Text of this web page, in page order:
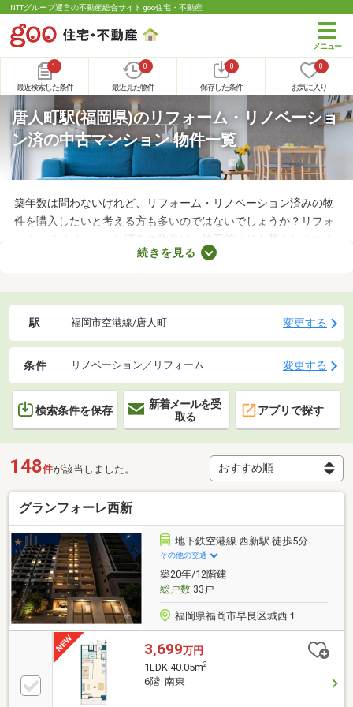
NTTグループ運営の不動産総合サイト goo住宅・不動産
1
最近検索した条件
0
最近見た物件
0
保存した条件
0
お気に入り
唐人町駅(福岡県)のリフォーム・リノベーショ
ン済の中古マンション 物件一覧
築年数は問わないけれど、リフォーム・リノベーション済みの物
件を購入したいと考える方も多いのではないでしょうか？リフォ
ーム・リノベーション済みの物件は、施工前よりも暮らしやすく
なっていることがポイント。住みやすさを感じられる最良の物件
済みの中古マンションを紹介しますので、ぜひチェックしてみて
続きを見る
駅 福岡市空港線/唐人町 変更する
条件 リノベーション／リフォーム 変更する
検索条件を保存
新着メールを受
取る
アプリで探す
148件が該当しました。
グランフォーレ西新
地下鉄空港線 西新駅 徒歩5分
その他の交通
築20年/12階建
総戸数33戸
福岡県福岡市早良区城西１
3,699万円
1LDK 40.05m2
6階 南東